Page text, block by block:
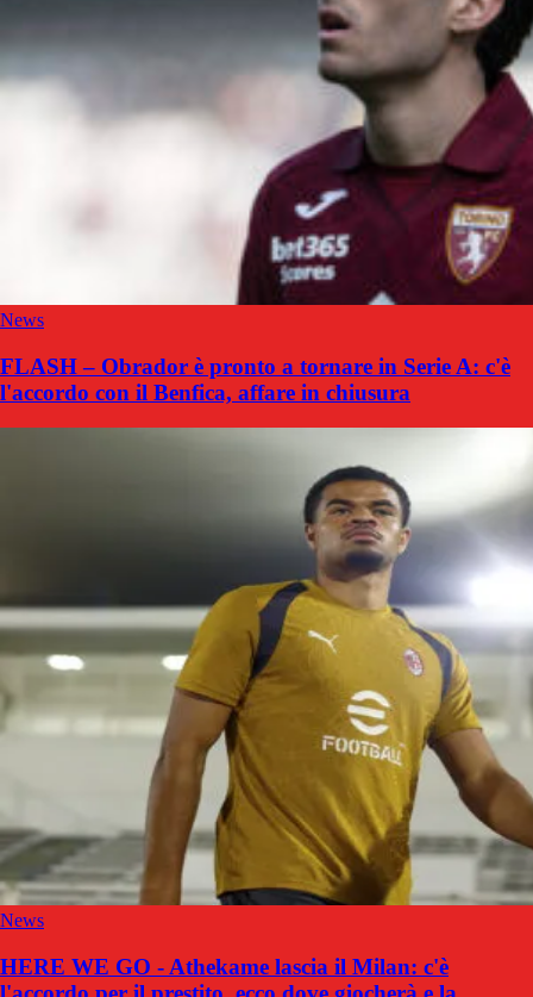
News
FLASH – Obrador è pronto a tornare in Serie A: c'è
l'accordo con il Benfica, affare in chiusura
News
HERE WE GO - Athekame lascia il Milan: c'è